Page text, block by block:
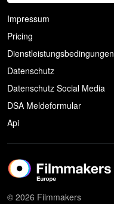
Impressum
Pricing
Dienstleistungsbedingungen
Datenschutz
Datenschutz Social Media
DSA Meldeformular
Api
© 2026 Filmmakers